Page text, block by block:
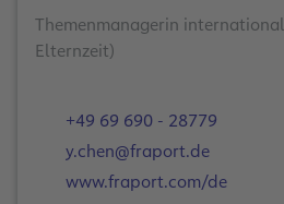
Themenmanagerin
Elternzeit)
+49 69 690 - 28779
y.chen@fraport.de
www.fraport.com/de